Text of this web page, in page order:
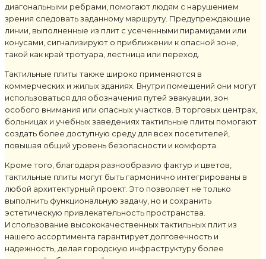
диагональными ребрами, помогают людям с нарушением
зрения следовать заданному маршруту. Предупреждающие
линии, выполненные из плит с усеченными пирамидами или
конусами, сигнализируют о приближении к опасной зоне,
такой как край тротуара, лестница или переход.
Тактильные плиты также широко применяются в
коммерческих и жилых зданиях. Внутри помещений они могут
использоваться для обозначения путей эвакуации, зон
особого внимания или опасных участков. В торговых центрах,
больницах и учебных заведениях тактильные плиты помогают
создать более доступную среду для всех посетителей,
повышая общий уровень безопасности и комфорта.
Кроме того, благодаря разнообразию фактур и цветов,
тактильные плиты могут быть гармонично интегрированы в
любой архитектурный проект. Это позволяет не только
выполнить функциональную задачу, но и сохранить
эстетическую привлекательность пространства.
Использование высококачественных тактильных плит из
нашего ассортимента гарантирует долговечность и
надежность, делая городскую инфраструктуру более